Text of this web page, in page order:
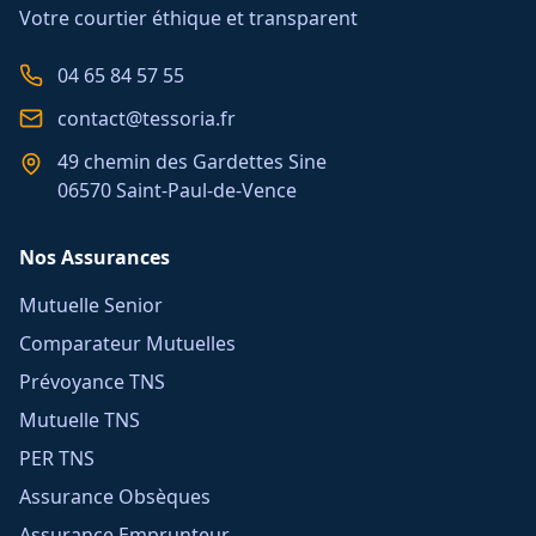
Votre courtier éthique et transparent
04 65 84 57 55
contact@tessoria.fr
49 chemin des Gardettes Sine
06570 Saint-Paul-de-Vence
Nos Assurances
Mutuelle Senior
Comparateur Mutuelles
Prévoyance TNS
Mutuelle TNS
PER TNS
Assurance Obsèques